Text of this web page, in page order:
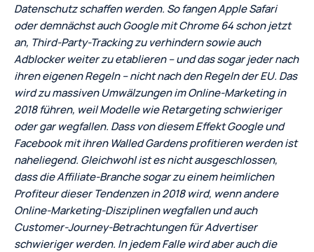
Datenschutz schaffen werden. So fangen Apple Safari
oder demnächst auch Google mit Chrome 64 schon jetzt
an, Third-Party-Tracking zu verhindern sowie auch
Adblocker weiter zu etablieren – und das sogar jeder nach
ihren eigenen Regeln – nicht nach den Regeln der EU. Das
wird zu massiven Umwälzungen im Online-Marketing in
2018 führen, weil Modelle wie Retargeting schwieriger
oder gar wegfallen. Dass von diesem Effekt Google und
Facebook mit ihren Walled Gardens profitieren werden ist
naheliegend. Gleichwohl ist es nicht ausgeschlossen,
dass die Affiliate-Branche sogar zu einem heimlichen
Profiteur dieser Tendenzen in 2018 wird, wenn andere
Online-Marketing-Disziplinen wegfallen und auch
Customer-Journey-Betrachtungen für Advertiser
schwieriger werden. In jedem Falle wird aber auch die